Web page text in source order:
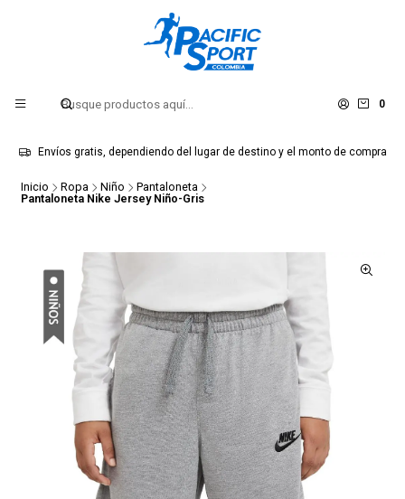
0
Envíos gratis, dependiendo del lugar de destino y el monto de compra
Inicio Ropa Niño
Pantaloneta
Pantaloneta Nike Jersey Niño-Gris